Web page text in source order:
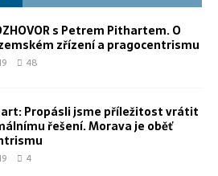
s Petrem Pithartem. O
zřízení a pragocentrismu
48
Propásli jsme příležitost vrátit
řešení. Morava je oběť
4